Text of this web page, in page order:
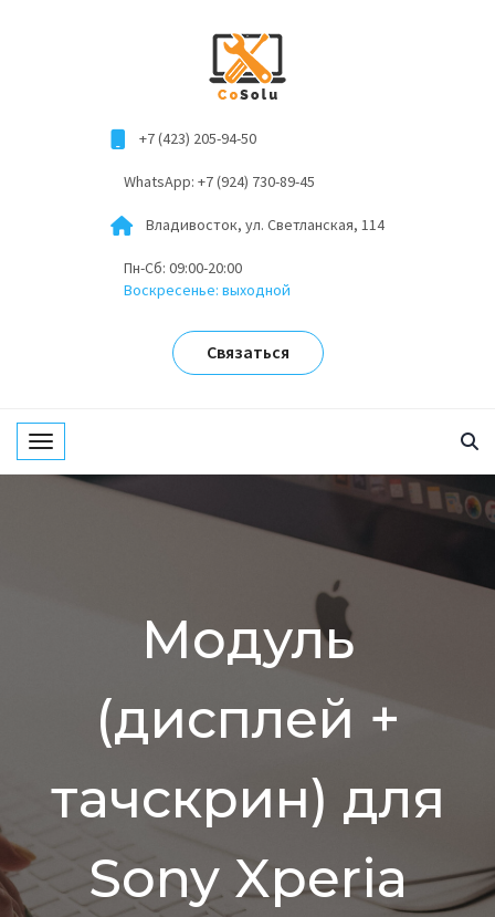
+7 (423) 205-94-50
WhatsApp: +7 (924) 730-89-45
Владивосток, ул. Светланская, 114
Пн-Сб: 09:00-20:00
Воскресенье: выходной
Связаться
Toggle navigation
Модуль
(дисплей +
тачскрин) для
Sony Xperia